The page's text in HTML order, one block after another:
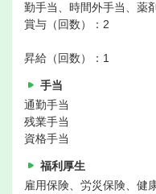
勤手当、時間外手当、薬
賞与（回数）：2
昇給（回数）：1
手当
通勤手当
残業手当
資格手当
福利厚生
雇用保険、労災保険、健